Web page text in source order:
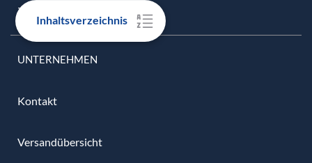
Inhaltsverzeichnis
Zertifikate
UNTERNEHMEN
Kontakt
Versandübersicht